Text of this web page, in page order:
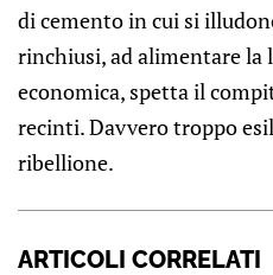
di cemento in cui si
rinchiusi, ad alimentare la
economica, spetta il
recinti. Davvero troppo
ribellione.
ARTICOLI CORRELATI